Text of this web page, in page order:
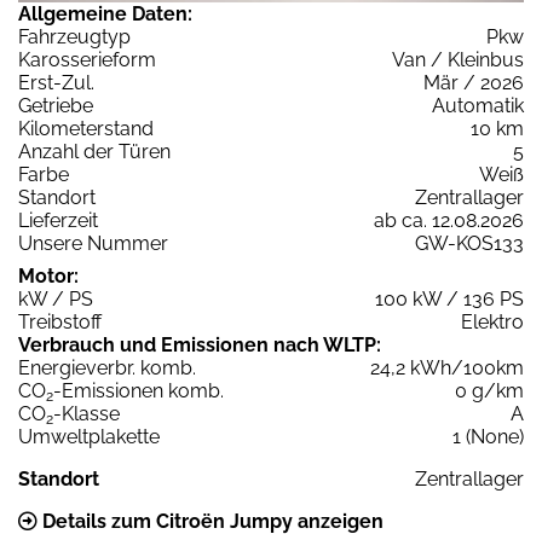
Allgemeine Daten:
Fahrzeugtyp
Pkw
Karosserieform
Van / Kleinbus
Erst-Zul.
Mär / 2026
Getriebe
Automatik
Kilometerstand
10 km
Anzahl der Türen
5
Farbe
Weiß
Standort
Zentrallager
Lieferzeit
ab ca. 12.08.2026
Unsere Nummer
GW-KOS133
Motor:
kW / PS
100 kW / 136 PS
Treibstoff
Elektro
Verbrauch und Emissionen nach WLTP:
Energieverbr. komb.
24,2 kWh/100km
CO2-Emissionen komb.
0 g/km
CO2-Klasse
A
Umweltplakette
1 (None)
Standort
Zentrallager
Details zum Citroën Jumpy anzeigen